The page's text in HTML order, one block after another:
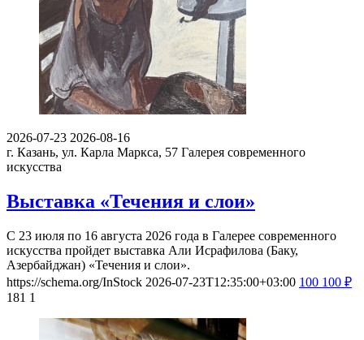
2026-07-23 2026-08-16
г. Казань, ул. Карла Маркса, 57 Галерея современного
искусства
Выставка «Течения и слои»
С 23 июля по 16 августа 2026 года в Галерее современного
искусства пройдет выставка Али Исрафилова (Баку,
Азербайджан) «Течения и слои».
https://schema.org/InStock 2026-07-23T12:35:00+03:00 100 100 ₽
181 1